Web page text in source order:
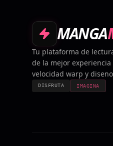
MANGA
Tu plataforma de
de la mejor
velocidad warp y
DISFRUTA IMAGINA